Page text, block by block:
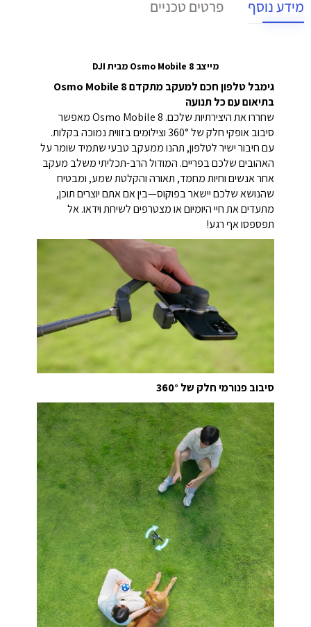
מידע נוסף פרטים טכניים
מייצב Osmo Mobile 8 מבית DJI
גימבל טלפון חכם למעקב מתקדם Osmo Mobile 8
בתיאום עם כל תנועה
שחררו את היצירתיות שלכם. Osmo Mobile 8 מאפשר
סיבוב אופקי חלק של 360° וצילומים בזווית נמוכה בקלות.
עם חיבור ישיר לטלפון, תהנו ממעקב טבעי שתמיד שומר על
האהובים שלכם בפריים. המודול הרב-תכליתי משלב מעקב
אחר אנשים וחיות מחמד, תאורה והקלטת שמע, ומבטיח
שהנושא שלכם יישאר בפוקוס—בין אם אתם יוצרים תוכן,
מתעדים את חיי היומיום או מצטרפים לשיחת וידאו. אל
תפספסו אף רגע!
סיבוב פנורמי חלק של 360°